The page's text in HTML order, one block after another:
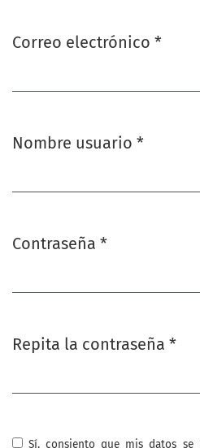
Correo electrónico *
Nombre usuario *
Contraseña *
Repita la contraseña *